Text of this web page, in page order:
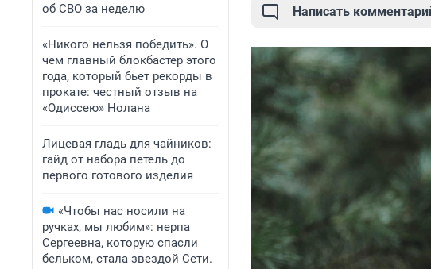
об СВО за неделю
«Никого нельзя победить». О
чем главный блокбастер этого
года, который бьет рекорды в
прокате: честный отзыв на
«Одиссею» Нолана
Лицевая гладь для чайников:
гайд от набора петель до
первого готового изделия
«Чтобы нас носили на
ручках, мы любим»: нерпа
Сергеевна, которую спасли
бельком, стала звездой Сети.
Написать